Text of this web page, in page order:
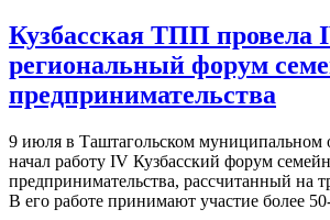
Кузбасская ТПП провела
региональный форум
предпринимательства
9 июля в Таштагольском муниципальном
начал работу IV Кузбасский форум
предпринимательства, рассчитанный на
В его работе принимают участие более